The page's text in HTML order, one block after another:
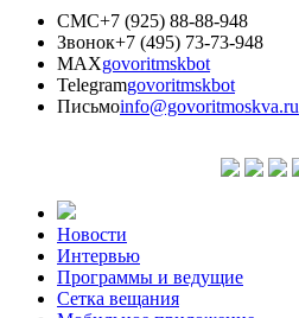
СМС+7 (925) 88-88-948
Звонок+7 (495) 73-73-948
MAXgovoritmskbot
Telegramgovoritmskbot
Письмоinfo@govoritmoskva.ru
Новости
Интервью
Программы и ведущие
Сетка вещания